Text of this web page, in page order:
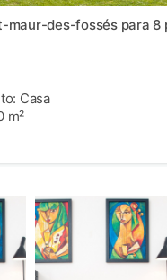
maur-des-fossés para 8
Casa
m²